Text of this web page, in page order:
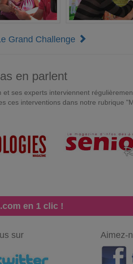
Grand Challenge
en parlent
et ses experts interviennent
ces interventions dans notre rubrique
en 1 clic !
sur Aimez-